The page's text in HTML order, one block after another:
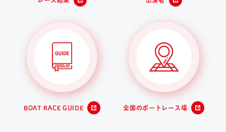
BOAT RACE GUIDE 全国のボートレース場